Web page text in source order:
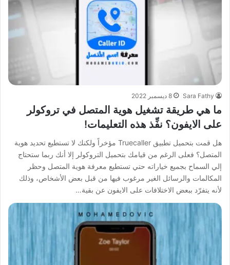
Sara Fathy 8 ديسمبر 2022
ما هي طريقة تشغيل هوية المتصل في تروكولر
على الايفون؟ نفِّذ هذه التعليمات!
هل قمت بتحميل تطبيق Truecaller مؤخراً ولكنك لا تستطيع تحديد هوية
المتصل؟ فعلى الرغم من قيامك بتحميل التروكولر إلا أنك ربما ستحتاج
إلي السماح بجميع خياراته حتي تستطيع معرفة هوية المتصل وحظر
المكالمات والرسائل الغير مرغوب فيها من قبل بعض الأشخاص، وذلك
لأنه يتفرّد ببعض الاختلافات على الايفون عن بقية…